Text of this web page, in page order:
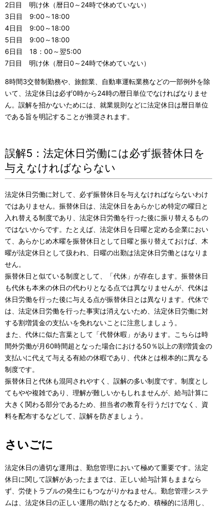
2日目 明け休（暦日0～24時で休めていない）
3日目 9:00～18:00
4日目 9:00～18:00
5日目 9:00～18:00
6日目 18：00～翌5:00
7日目 明け休（暦日0～24時で休めていない）
8時間3交替制勤務や、旅館業、自動車運転業務などの一部例外を除
いて、法定休日は必ず0時から24時の暦日単位でなければなりませ
ん。誤解を招かないためには、就業規則などに法定休日は暦日単位
である旨を明記することが推奨されます。
誤解5：法定休日労働には必ず振替休日を
与えなければならない
法定休日労働に対して、必ず振替休日を与えなければならないわけ
ではありません。振替休日は、法定休日をあらかじめ特定の曜日と
入れ替える制度であり、法定休日労働を行った後に振り替えるもの
ではないからです。たとえば、法定休日を日曜と定める企業におい
て、あらかじめ木曜を振替休日として日曜と振り替えておけば、木
曜が法定休日として扱われ、日曜の出勤は法定休日労働とはなりま
せん。
振替休日と似ている制度として、「代休」が存在します。振替休日
も代休も本来の休日の代わりとなる点では異なりませんが、代休は
休日労働を行った後に与える点が振替休日とは異なります。代休で
は、法定休日労働を行った事実は消えないため、法定休日労働に対
する割増賃金の支払いを免れないことに注意しましょう。
また、代休に似た言葉として「代替休暇」があります。こちらは時
間外労働が月60時間超となった場合における50％以上の割増賃金の
支払いに代えて与える有給の休暇であり、代休とは根本的に異なる
制度です。
振替休日と代休も混同されやすく、誤解の多い制度です。制度とし
てもやや複雑であり、理解が難しいかもしれませんが、給与計算に
大きく関わる部分であるため、担当者の教育を行うだけでなく、資
料を配布するなどして、誤解を防ぎましょう。
さいごに
法定休日の適切な運用は、勤怠管理において極めて重要です。法定
休日に関して誤解があったままでは、正しい給与計算もままなら
ず、労使トラブルの発生にもつながりかねません。勤怠管理システ
ムは、法定休日の正しい運用の助けとなるため、積極的に活用し、